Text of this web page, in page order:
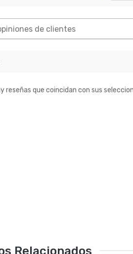
reseñas que coincidan con sus
Relacionados